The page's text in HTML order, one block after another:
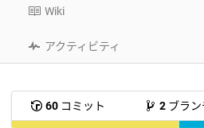
Wiki
アクティビティ
60コミット 2ブラン